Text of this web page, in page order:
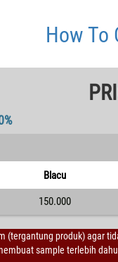
How To
Blacu
150.000
(tergantung produk) agar
sample terlebih